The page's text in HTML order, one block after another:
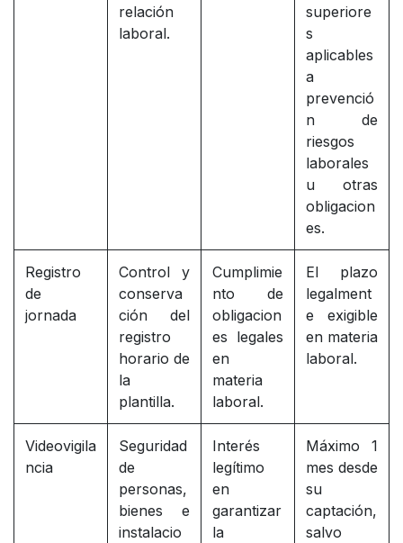
relación
laboral.
superiore
s
aplicables
a
prevenció
n de
riesgos
laborales
u otras
obligacion
es.
Registro
de
jornada
Control y
conserva
ción del
registro
horario de
la
plantilla.
Cumplimie
nto de
obligacion
es legales
en
materia
laboral.
El plazo
legalment
e exigible
en materia
laboral.
Videovigila
ncia
Seguridad
de
personas,
bienes e
instalacio
Interés
legítimo
en
garantizar
la
Máximo 1
mes desde
su
captación,
salvo